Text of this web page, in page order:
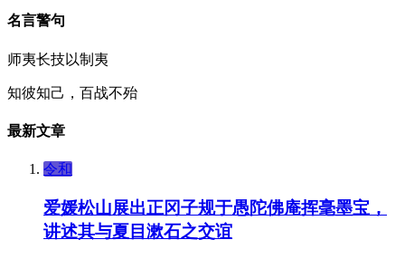
名言警句
师夷长技以制夷
知彼知己，百战不殆
最新文章
令和
爱媛松山展出正冈子规于愚陀佛庵挥毫墨宝，
讲述其与夏目漱石之交谊